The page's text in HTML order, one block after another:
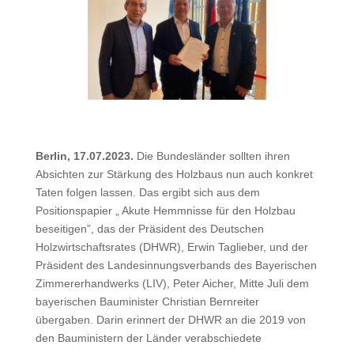
Berlin, 17.07.2023. Die Bundesländer sollten ihren
Absichten zur Stärkung des Holzbaus nun auch konkret
Taten folgen lassen. Das ergibt sich aus dem
Positionspapier „ Akute Hemmnisse für den Holzbau
beseitigen”, das der Präsident des Deutschen
Holzwirtschaftsrates (DHWR), Erwin Taglieber, und der
Präsident des Landesinnungsverbands des Bayerischen
Zimmererhandwerks (LIV), Peter Aicher, Mitte Juli dem
bayerischen Bauminister Christian Bernreiter
übergaben. Darin erinnert der DHWR an die 2019 von
den Bauministern der Länder verabschiedete